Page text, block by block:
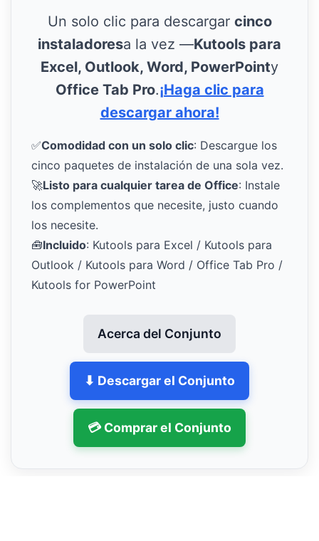
Un solo clic para descargar cinco
instaladoresa la vez —Kutools para
Excel, Outlook, Word, PowerPointy
Office Tab Pro.¡Haga clic para
descargar ahora!
✅Comodidad con un solo clic: Descargue los
cinco paquetes de instalación de una sola vez.
🚀Listo para cualquier tarea de Office: Instale
los complementos que necesite, justo cuando
los necesite.
🧰Incluido: Kutools para Excel / Kutools para
Outlook / Kutools para Word / Office Tab Pro /
Kutools for PowerPoint
Acerca del Conjunto
⬇ Descargar el Conjunto
💳 Comprar el Conjunto